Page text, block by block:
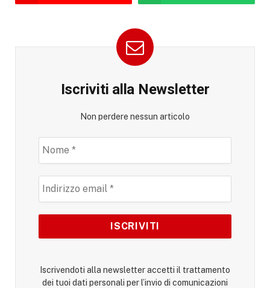
Iscriviti alla Newsletter
Non perdere nessun articolo
Iscrivendoti alla newsletter accetti il trattamento
dei tuoi dati personali per l’invio di comunicazioni